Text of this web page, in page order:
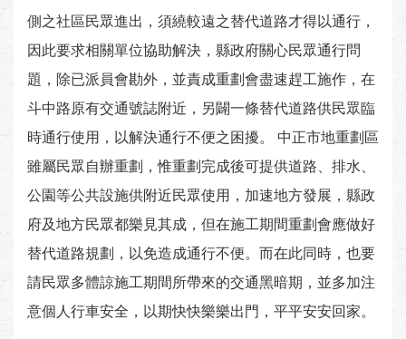
側之社區民眾進出，須繞較遠之替代道路才得以通行，
因此要求相關單位協助解決，縣政府關心民眾通行問
題，除已派員會勘外，並責成重劃會盡速趕工施作，在
斗中路原有交通號誌附近，另闢一條替代道路供民眾臨
時通行使用，以解決通行不便之困擾。 中正市地重劃區
雖屬民眾自辦重劃，惟重劃完成後可提供道路、排水、
公園等公共設施供附近民眾使用，加速地方發展，縣政
府及地方民眾都樂見其成，但在施工期間重劃會應做好
替代道路規劃，以免造成通行不便。而在此同時，也要
請民眾多體諒施工期間所帶來的交通黑暗期，並多加注
意個人行車安全，以期快快樂樂出門，平平安安回家。